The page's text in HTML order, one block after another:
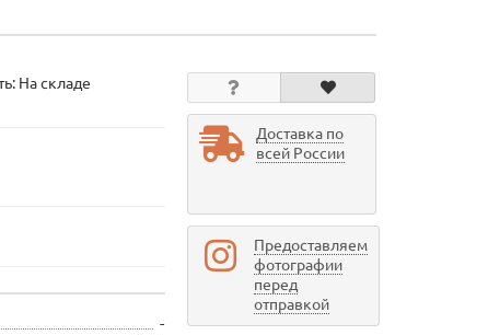
На складе
-
Доставка по
всей России
Предоставляем
фотографии
перед
отправкой